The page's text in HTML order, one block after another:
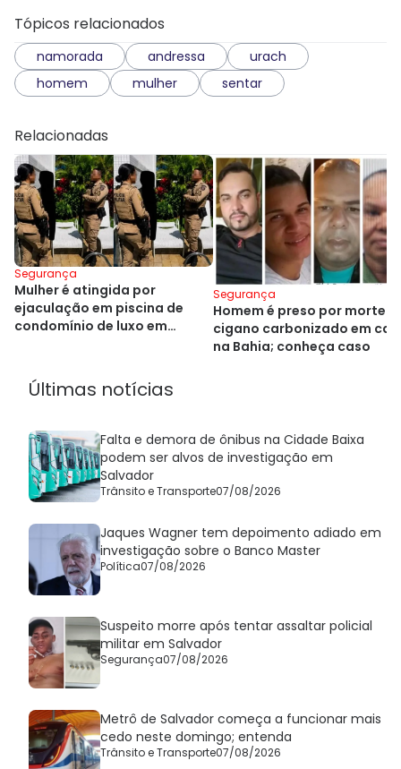
Tópicos relacionados
namorada andressa
urach
homem
mulher sentar
Relacionadas
Segurança
Mulher é atingida por
ejaculação em piscina de
condomínio de luxo em
Segurança
Homem é preso por morte
cigano carbonizado em
na Bahia; conheça caso
Últimas notícias
Falta e demora de ônibus na Cidade Baixa
podem ser alvos de investigação em
Salvador
Trânsito e Transporte07/08/2026
Jaques Wagner tem depoimento adiado em
investigação sobre o Banco Master
Política07/08/2026
Suspeito morre após tentar assaltar policial
militar em Salvador
Segurança07/08/2026
Metrô de Salvador começa a funcionar mais
cedo neste domingo; entenda
Trânsito e Transporte07/08/2026